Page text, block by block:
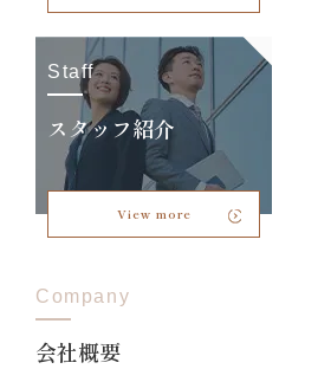
Staff
スタッフ紹介
View more
Company
会社概要